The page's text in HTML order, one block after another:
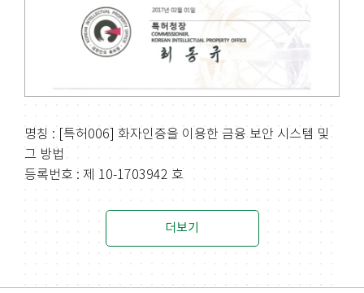
명칭 : [특허006] 화자인증을 이용한 금융 보안 시스템 및
그 방법
등록번호 : 제 10-1703942 호
더보기